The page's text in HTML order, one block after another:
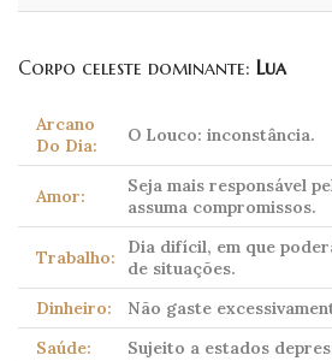
Corpo celeste dominante: Lua
Arcano
Do Dia:
O Louco: inconstância.
Amor:
Seja mais responsável
assuma compromissos.
Trabalho:
Dia difícil, em que
de situações.
Dinheiro:
Não gaste
Saúde:
Sujeito a estados